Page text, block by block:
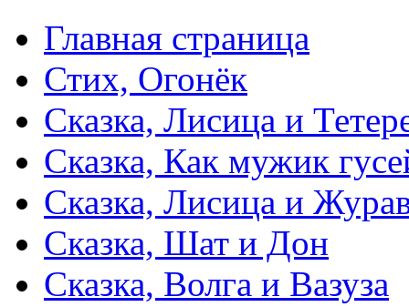
Главная страница
Стих, Огонёк
Сказка, Лисица и
Сказка, Как мужик
Сказка, Лисица и
Сказка, Шат и Дон
Сказка, Волга и Вазуза